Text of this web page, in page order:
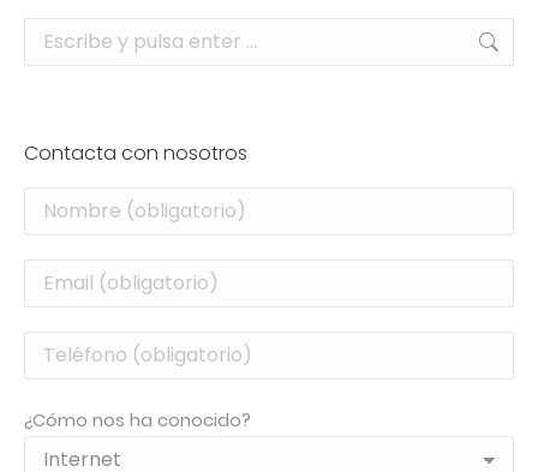
Buscar:
Contacta con nosotros
¿Cómo nos ha conocido?